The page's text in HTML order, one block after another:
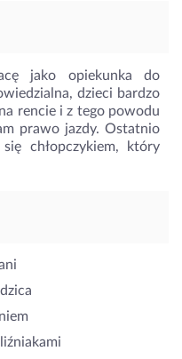
jako opiekunka do
dzieci bardzo
rencie i z tego powodu
prawo jazdy. Ostatnio
chłopczykiem, który